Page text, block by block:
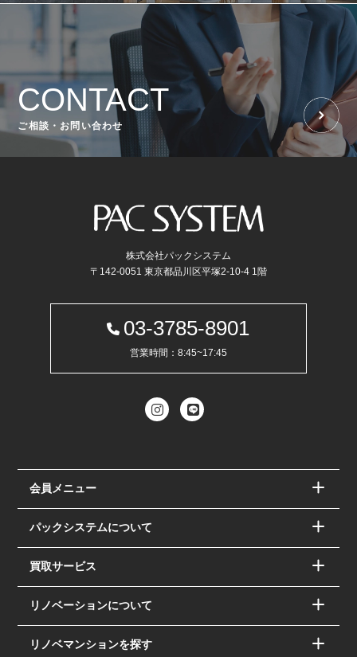
CONTACT
ご相談・お問い合わせ
株式会社パックシステム
〒142-0051 東京都品川区平塚2-10-4 1階
03-3785-8901
営業時間：8:45~17:45
会員メニュー
パックシステムについて
買取サービス
リノベーションについて
リノベマンションを探す